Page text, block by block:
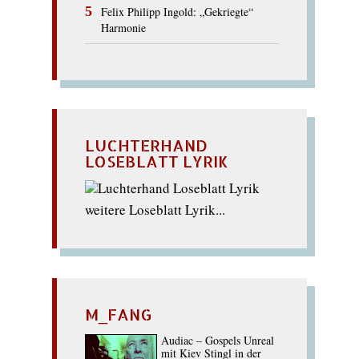
Felix Philipp Ingold: „Gekriegte“
Harmonie
LUCHTERHAND
LOSEBLATT LYRIK
weitere Loseblatt Lyrik...
M_FANG
Audiac – Gospels Unreal
mit Kiev Stingl in der